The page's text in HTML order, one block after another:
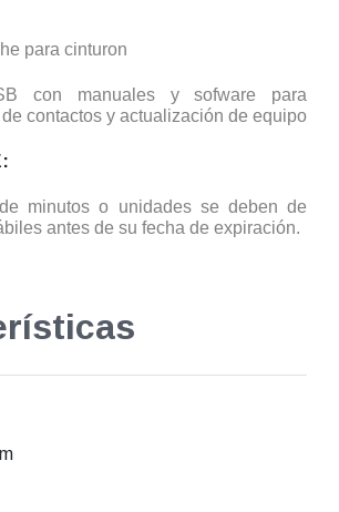
para cinturon
con manuales y sofware para
contactos y actualización de equipo
minutos o unidades se deben de
antes de su fecha de expiración.